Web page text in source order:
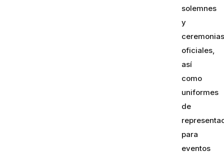
solemnes
y
ceremonias
oficiales,
así
como
uniformes
de
para
eventos